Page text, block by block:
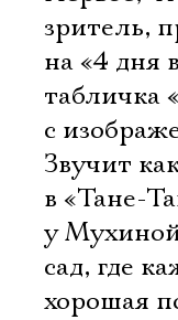
зритель,
на «4 дня в
табличка
с
Звучит
в «Тане-
у
сад, где
хорошая